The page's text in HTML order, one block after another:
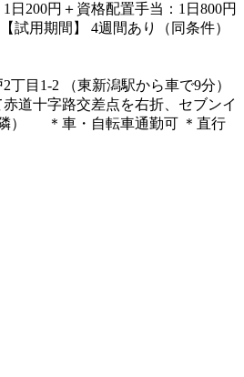
日200円＋資格配置手当：1日800円
用期間】 4週間あり（同条件）
丁目1-2 （東新潟駅から車で9分）
赤道十字路交差点を右折、セブンイ
） ＊車・自転車通勤可 ＊直行